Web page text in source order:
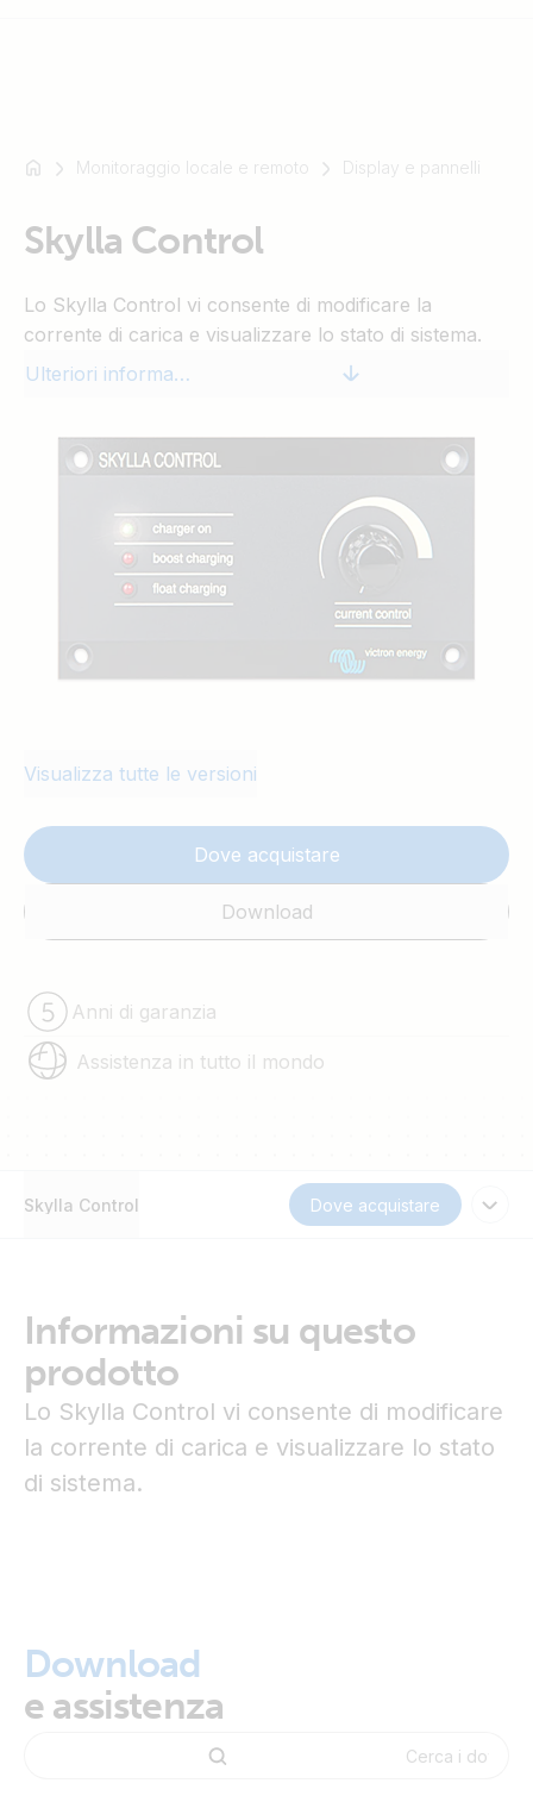
SmartSolar
Multiplus-
Orion
SmartShunt
Monitoraggio locale e remoto Display e pannelli
Skylla Control
Lo Skylla Control vi consente di modificare la
corrente di carica e visualizzare lo stato di sistema.
Ulteriori informazioni
Visualizza tutte le versioni
Dove acquistare
Download
Anni di garanzia
Assistenza in tutto il mondo
Skylla Control Dove acquistare
Informazioni su questo
prodotto
Lo Skylla Control vi consente di modificare
la corrente di carica e visualizzare lo stato
di sistema.
Download
e assistenza